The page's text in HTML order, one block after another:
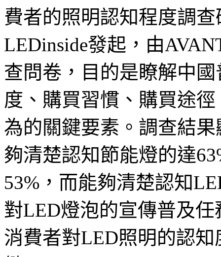
費者的照明認知程度調
LEDinside發起，由
查問卷，目的是瞭解中
度、購買習慣、購買途
為的關鍵要素。調查結
夠清楚認知節能燈的達
53%，而能夠清楚認知
對LED燈泡的宣傳普及
消費者對LED照明的認